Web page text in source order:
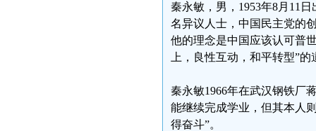
秦永敏，男，1953年8月11
名异议人士，中国民主党的
他的理念是中国应该认可普
上，良性互动，和平转型”的
秦永敏1966年在武汉钢铁厂
能继续完成学业，但其本人
得奋斗”。